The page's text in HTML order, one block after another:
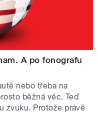
A po fonografu
nebo třeba na
běžná věc. Teď
zvuku. Protože právě